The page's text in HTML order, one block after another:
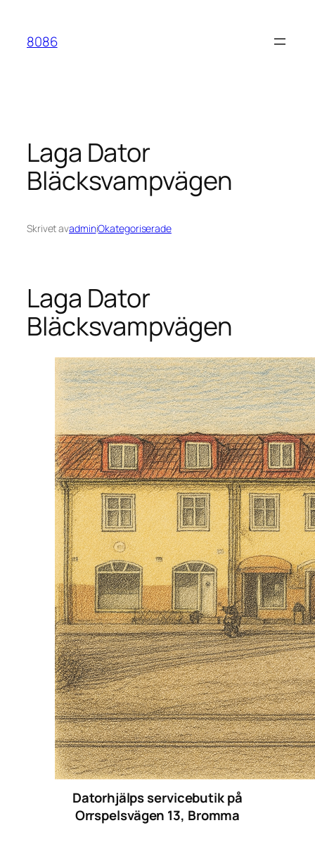
innehåll
8086
Laga Dator
Bläcksvampvägen
Skrivet avadminiOkategoriserade
Laga Dator
Bläcksvampvägen
Datorhjälps servicebutik på
Orrspelsvägen 13, Bromma